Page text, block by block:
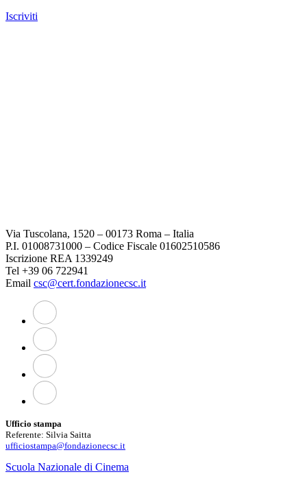
Iscriviti
Via Tuscolana, 1520 – 00173 Roma – Italia
P.I. 01008731000 – Codice Fiscale 01602510586
Iscrizione REA 1339249
Tel +39 06 722941
Email csc@cert.fondazionecsc.it
Ufficio stampa
Referente: Silvia Saitta
ufficiostampa@fondazionecsc.it
Scuola Nazionale di Cinema